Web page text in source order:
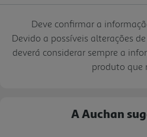
Deve confirmar a
Devido a possíveis alterações
deverá considerar sempre a
produto que
A Auchan